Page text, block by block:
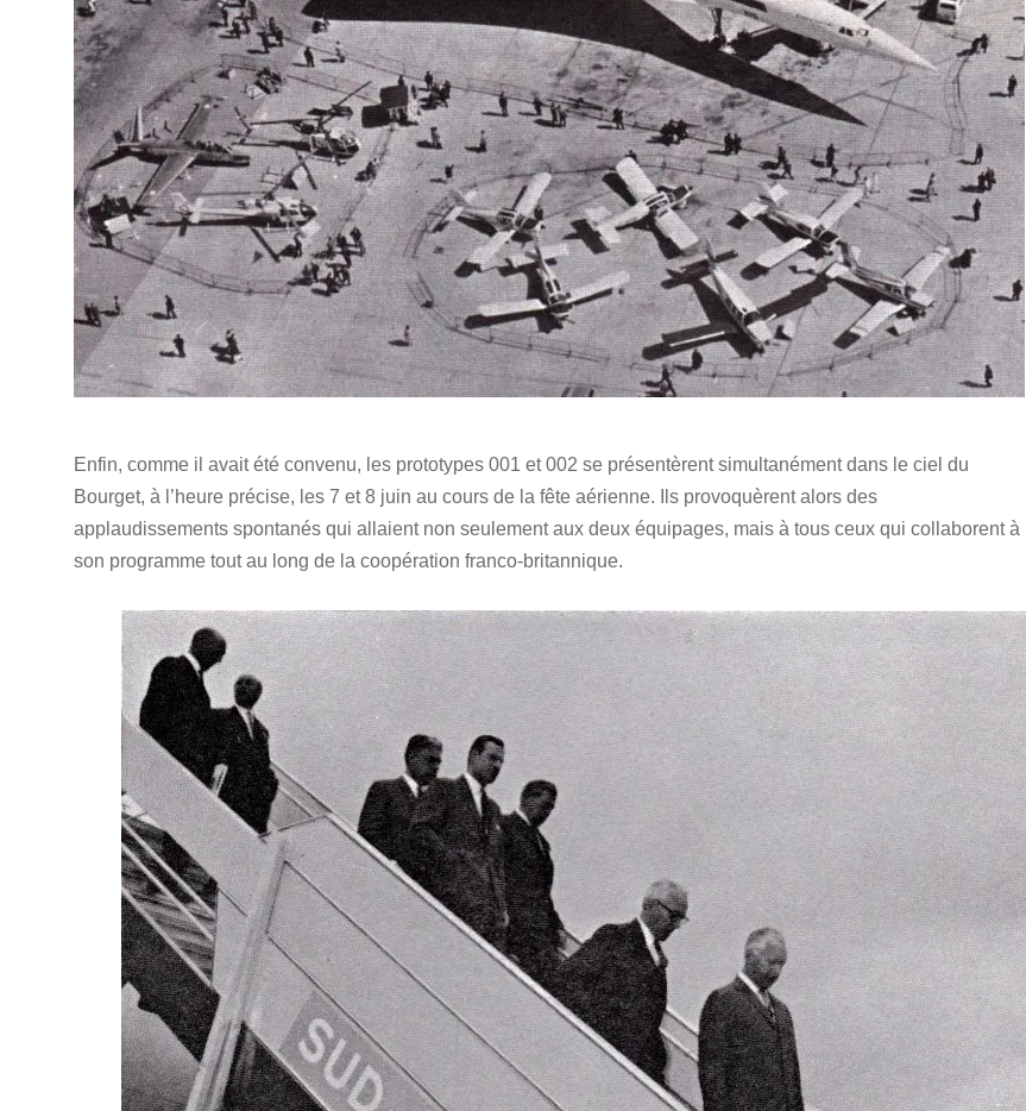
Enfin, comme il avait été convenu, les prototypes 001 et 002 se présentèrent simultanément dans le ciel du
Bourget, à l’heure précise, les 7 et 8 juin au cours de la fête aérienne. Ils provoquèrent alors des
applaudissements spontanés qui allaient non seulement aux deux équipages, mais à tous ceux qui collaborent à
son programme tout au long de la coopération franco-britannique.